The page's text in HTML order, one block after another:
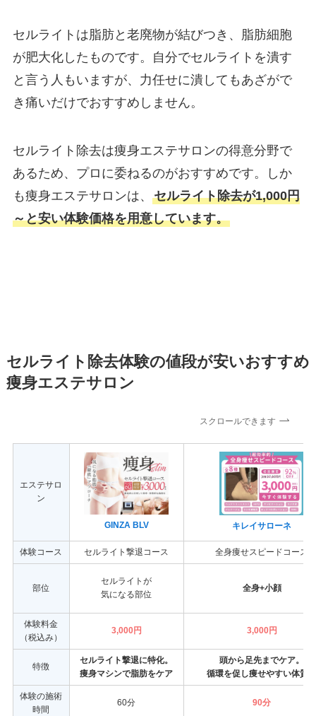
セルライトは脂肪と老廃物が結びつき、脂肪細胞
が肥大化したものです。自分でセルライトを潰す
と言う人もいますが、力任せに潰してもあざがで
き痛いだけでおすすめしません。
セルライト除去は痩身エステサロンの得意分野で
あるため、プロに委ねるのがおすすめです。しか
も痩身エステサロンは、 セルライト除去が1,000円
～と安い体験価格を用意しています。
セルライト除去体験の値段が安いおすすめ
痩身エステサロン
スクロールできます
エステサロ
ン
GINZA BLV キレイサローネ
体験コース セルライト撃退コース 全身痩せスピードコース
部位
セルライトが
気になる部位
全身+小顔
体験料金
（税込み）
3,000円 3,000円
特徴
セルライト撃退に特化。
痩身マシンで脂肪をケア
頭から足先までケア。
循環を促し痩せやすい体質
体験の施術
時間
60分 90分